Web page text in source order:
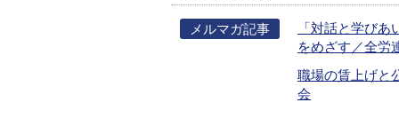
メルマガ記事
「対話と学び
をめざす／全労
職場の賃上げと
会